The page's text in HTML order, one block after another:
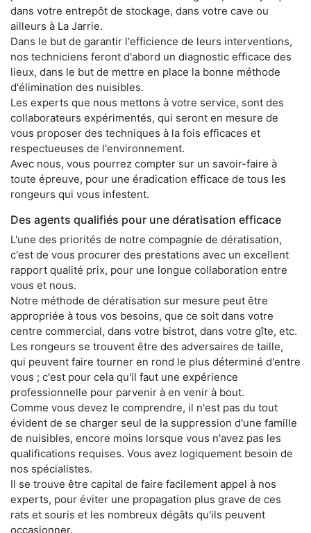
dans votre entrepôt de stockage, dans votre cave ou
ailleurs à La Jarrie.
Dans le but de garantir l'efficience de leurs interventions,
nos techniciens feront d'abord un diagnostic efficace des
lieux, dans le but de mettre en place la bonne méthode
d'élimination des nuisibles.
Les experts que nous mettons à votre service, sont des
collaborateurs expérimentés, qui seront en mesure de
vous proposer des techniques à la fois efficaces et
respectueuses de l'environnement.
Avec nous, vous pourrez compter sur un savoir-faire à
toute épreuve, pour une éradication efficace de tous les
rongeurs qui vous infestent.
Des agents qualifiés pour une dératisation efficace
L'une des priorités de notre compagnie de dératisation,
c'est de vous procurer des prestations avec un excellent
rapport qualité prix, pour une longue collaboration entre
vous et nous.
Notre méthode de dératisation sur mesure peut être
appropriée à tous vos besoins, que ce soit dans votre
centre commercial, dans votre bistrot, dans votre gîte, etc.
Les rongeurs se trouvent être des adversaires de taille,
qui peuvent faire tourner en rond le plus déterminé d'entre
vous ; c'est pour cela qu'il faut une expérience
professionnelle pour parvenir à en venir à bout.
Comme vous devez le comprendre, il n'est pas du tout
évident de se charger seul de la suppression d'une famille
de nuisibles, encore moins lorsque vous n'avez pas les
qualifications requises. Vous avez logiquement besoin de
nos spécialistes.
Il se trouve être capital de faire facilement appel à nos
experts, pour éviter une propagation plus grave de ces
rats et souris et les nombreux dégâts qu'ils peuvent
occasionner.